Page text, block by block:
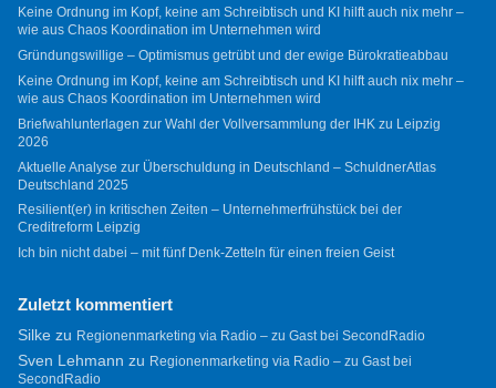
Keine Ordnung im Kopf, keine am Schreibtisch und KI hilft auch nix mehr –
wie aus Chaos Koordination im Unternehmen wird
Gründungswillige – Optimismus getrübt und der ewige Bürokratieabbau
Keine Ordnung im Kopf, keine am Schreibtisch und KI hilft auch nix mehr –
wie aus Chaos Koordination im Unternehmen wird
Briefwahlunterlagen zur Wahl der Vollversammlung der IHK zu Leipzig
2026
Aktuelle Analyse zur Überschuldung in Deutschland – SchuldnerAtlas
Deutschland 2025
Resilient(er) in kritischen Zeiten – Unternehmerfrühstück bei der
Creditreform Leipzig
Ich bin nicht dabei – mit fünf Denk-Zetteln für einen freien Geist
Zuletzt kommentiert
Silkezu Regionenmarketing via Radio – zu Gast bei SecondRadio
Sven Lehmann zu Regionenmarketing via Radio – zu Gast bei
SecondRadio